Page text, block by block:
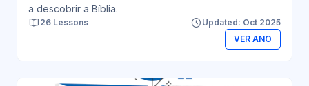
a descobrir a Bíblia.
26 Lessons
Updated: Oct 2025
VER ANO